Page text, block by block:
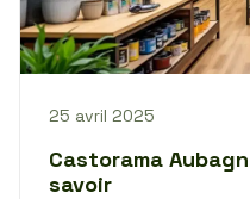
25 avril 2025
Castorama
savoir